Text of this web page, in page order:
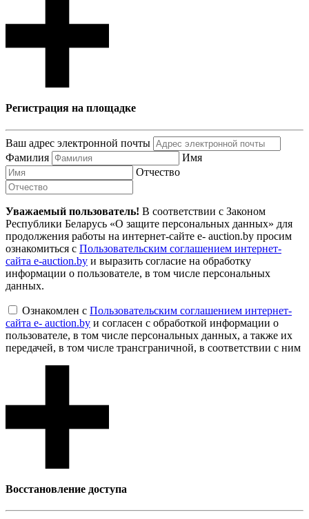
Регистрация на площадке
Ваш адрес электронной почты
Фамилия
Имя
Отчество
Уважаемый пользователь! В соответствии с Законом
Республики Беларусь «О защите персональных данных» для
продолжения работы на интернет-сайте e- auction.by просим
ознакомиться с Пользовательским соглашением интернет-
сайта e-auction.by и выразить согласие на обработку
информации о пользователе, в том числе персональных
данных.
Ознакомлен с Пользовательским соглашением интернет-
сайта e- auction.by и согласен с обработкой информации о
пользователе, в том числе персональных данных, а также их
передачей, в том числе трансграничной, в соответствии с ним
Восcтановление доступа